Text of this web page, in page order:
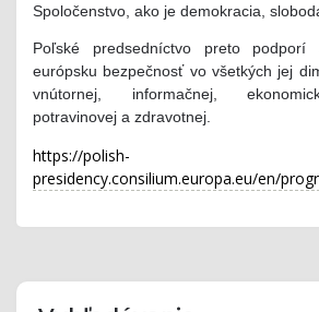
Spoločenstvo, ako je demokracia,
Poľské predsedníctvo preto podporí
európsku bezpečnosť vo všetkých jej
vnútornej, informačnej,
potravinovej a zdravotnej.
https://polish-
presidency.consilium.europa.eu/en/